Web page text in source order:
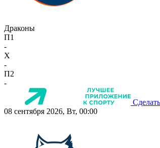
Драконы
П1
-
X
-
П2
-
08 сентября 2026, Вт, 00:00